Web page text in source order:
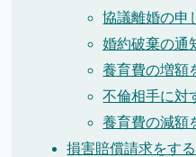
協議離婚の申
婚約破棄の通
養育費の増額
不倫相手に対
養育費の減額
損害賠償請求をする